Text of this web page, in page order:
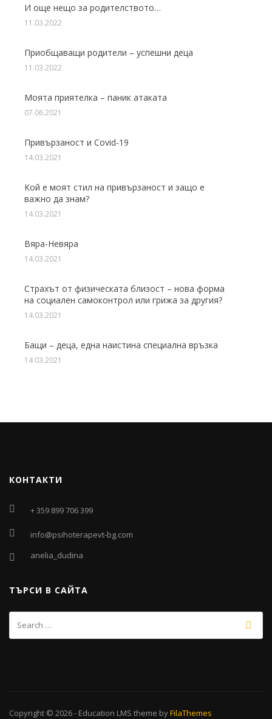
И още нещо за родителството…
11.03.2022
Приобщаващи родители – успешни деца
11.03.2022
Моята приятелка – паник атаката
07.06.2021
Привързаност и Covid-19
14.03.2021
Кой е моят стил на привързаност и защо е
важно да знам?
14.03.2021
Вяра-Невяра
14.03.2021
Страхът от физическата близост – нова форма
на социален самоконтрол или грижа за другия?
14.03.2021
Бащи – деца, една наистина специална връзка
14.03.2021
КОНТАКТИ
+ 359 899 706 399
info@psihoterapevt-bg.com
anelia_dudina
ТЪРСИ В САЙТА
Copyright © 2026- Education LMS theme byFilaThemes